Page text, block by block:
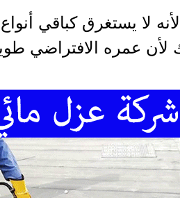
لا يستغرق كباقي
لأن عمره الافتراضي